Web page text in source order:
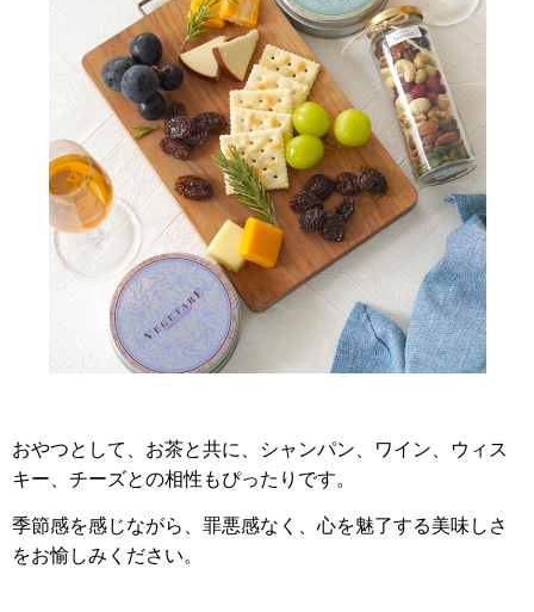
おやつとして、お茶と共に、シャンパン、ワイン、ウィス
キー、チーズとの相性もぴったりです。
季節感を感じながら、罪悪感なく、心を魅了する美味しさ
をお愉しみください。